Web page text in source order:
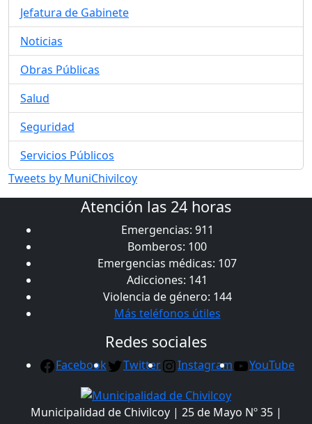
Jefatura de Gabinete
Noticias
Obras Públicas
Salud
Seguridad
Servicios Públicos
Tweets by MuniChivilcoy
Atención las 24 horas
Emergencias: 911
Bomberos: 100
Emergencias médicas: 107
Adicciones: 141
Violencia de género: 144
Más teléfonos útiles
Redes sociales
Facebook Twitter Instagram YouTube
Municipalidad de Chivilcoy | 25 de Mayo Nº 35 |